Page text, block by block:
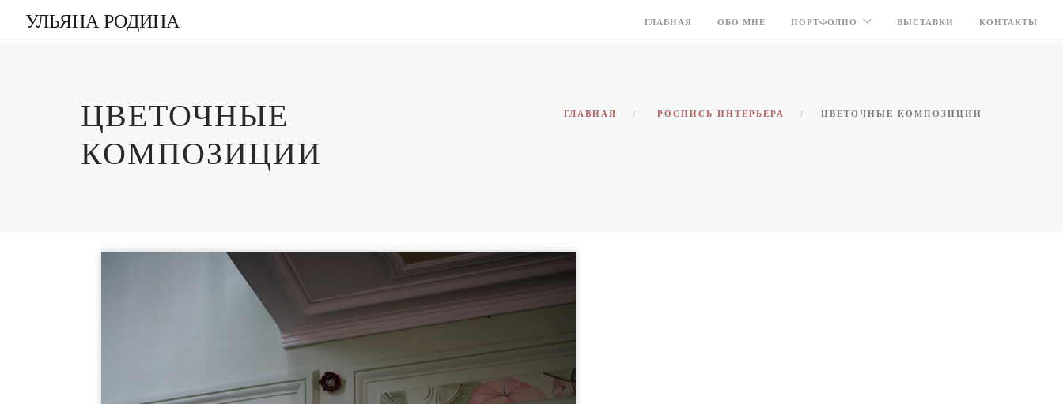
УЛЬЯНА РОДИНА ГЛАВНАЯ ОБО МНЕ ПОРТФОЛИО ВЫСТАВКИ КОНТАКТЫ
ЦВЕТОЧНЫЕ
КОМПОЗИЦИИ
ГЛАВНАЯ РОСПИСЬ ИНТЕРЬЕРА ЦВЕТОЧНЫЕ КОМПОЗИЦИИ